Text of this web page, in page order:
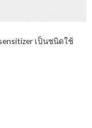
เป็นชนิดใช้